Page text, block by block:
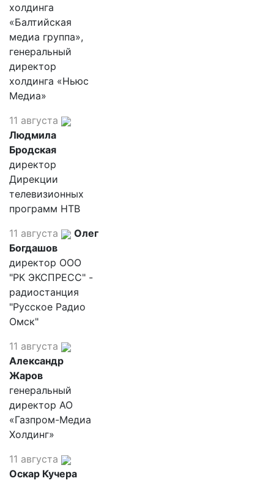
холдинга
«Балтийская
медиа группа»,
генеральный
директор
холдинга «Ньюс
Медиа»
11 августа
Людмила
Бродская
директор
Дирекции
телевизионных
программ НТВ
11 августа
Олег
Богдашов
директор ООО
"РК ЭКСПРЕСС" -
радиостанция
"Русское Радио
Омск"
11 августа
Александр
Жаров
генеральный
директор АО
«Газпром-Медиа
Холдинг»
11 августа
Оскар Кучера